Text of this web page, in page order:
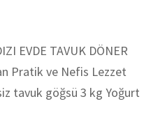
EVDE TAVUK DÖNER
Pratik ve Nefis Lezzet
tavuk göğsü 3 kg Yoğurt